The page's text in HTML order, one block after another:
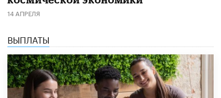
14 АПРЕЛЯ
ВЫПЛАТЫ